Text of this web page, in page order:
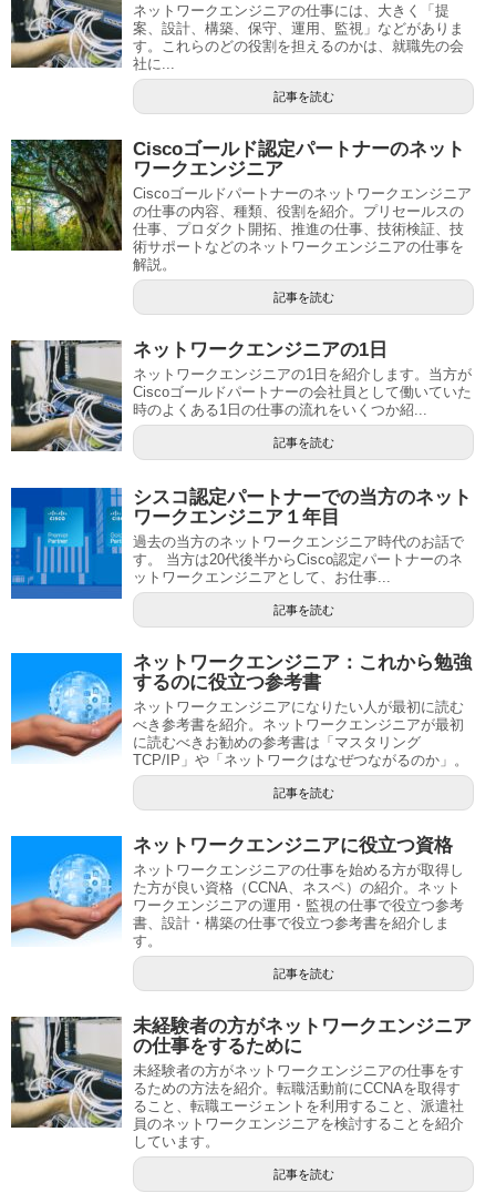
ネットワークエンジニアの仕事には、大きく「提
案、設計、構築、保守、運用、監視」などがありま
す。これらのどの役割を担えるのかは、就職先の会
社に...
記事を読む
Ciscoゴールド認定パートナーのネット
ワークエンジニア
Ciscoゴールドパートナーのネットワークエンジニア
の仕事の内容、種類、役割を紹介。プリセールスの
仕事、プロダクト開拓、推進の仕事、技術検証、技
術サポートなどのネットワークエンジニアの仕事を
解説。
記事を読む
ネットワークエンジニアの1日
ネットワークエンジニアの1日を紹介します。当方が
Ciscoゴールドパートナーの会社員として働いていた
時のよくある1日の仕事の流れをいくつか紹...
記事を読む
シスコ認定パートナーでの当方のネット
ワークエンジニア１年目
過去の当方のネットワークエンジニア時代のお話で
す。 当方は20代後半からCisco認定パートナーのネ
ットワークエンジニアとして、お仕事...
記事を読む
ネットワークエンジニア：これから勉強
するのに役立つ参考書
ネットワークエンジニアになりたい人が最初に読む
べき参考書を紹介。ネットワークエンジニアが最初
に読むべきお勧めの参考書は「マスタリング
TCP/IP」や「ネットワークはなぜつながるのか」。
記事を読む
ネットワークエンジニアに役立つ資格
ネットワークエンジニアの仕事を始める方が取得し
た方が良い資格（CCNA、ネスペ）の紹介。ネット
ワークエンジニアの運用・監視の仕事で役立つ参考
書、設計・構築の仕事で役立つ参考書を紹介しま
す。
記事を読む
未経験者の方がネットワークエンジニア
の仕事をするために
未経験者の方がネットワークエンジニアの仕事をす
るための方法を紹介。転職活動前にCCNAを取得す
ること、転職エージェントを利用すること、派遣社
員のネットワークエンジニアを検討することを紹介
しています。
記事を読む